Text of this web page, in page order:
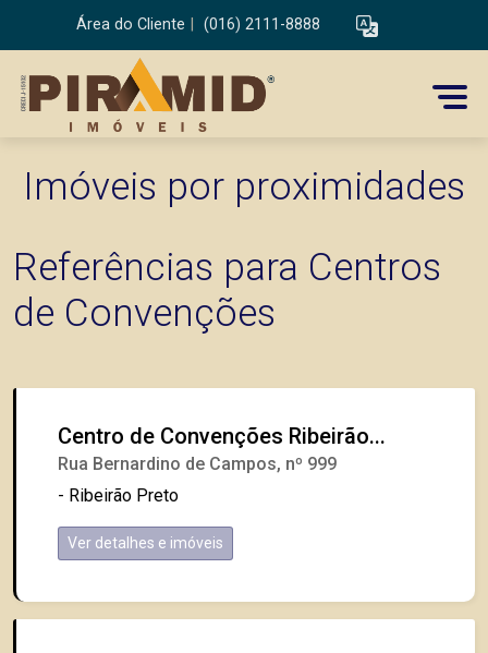
Área do Cliente (016) 2111-8888
Imóveis por proximidades
Referências para Centros
de Convenções
Centro de Convenções Ribeirão...
Rua Bernardino de Campos, nº 999
- Ribeirão Preto
Ver detalhes e imóveis